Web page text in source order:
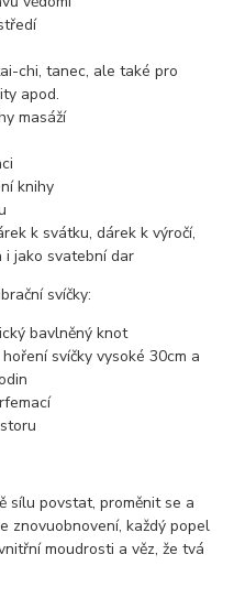
chi, tanec, ale také pro
apod.
masáží
knihy
k svátku, dárek k výročí,
i jako svatební dar
svíčky:
bavlněný knot
svíčky vysoké 30cm a
sílu povstat, proměnit se a
znovuobnovení, každý popel
moudrosti a věz, že tvá